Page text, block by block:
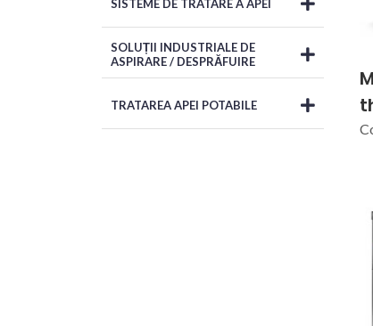
SISTEME DE TRATARE A APEI
SOLUȚII INDUSTRIALE DE
ASPIRARE / DESPRĂFUIRE
TRATAREA APEI POTABILE